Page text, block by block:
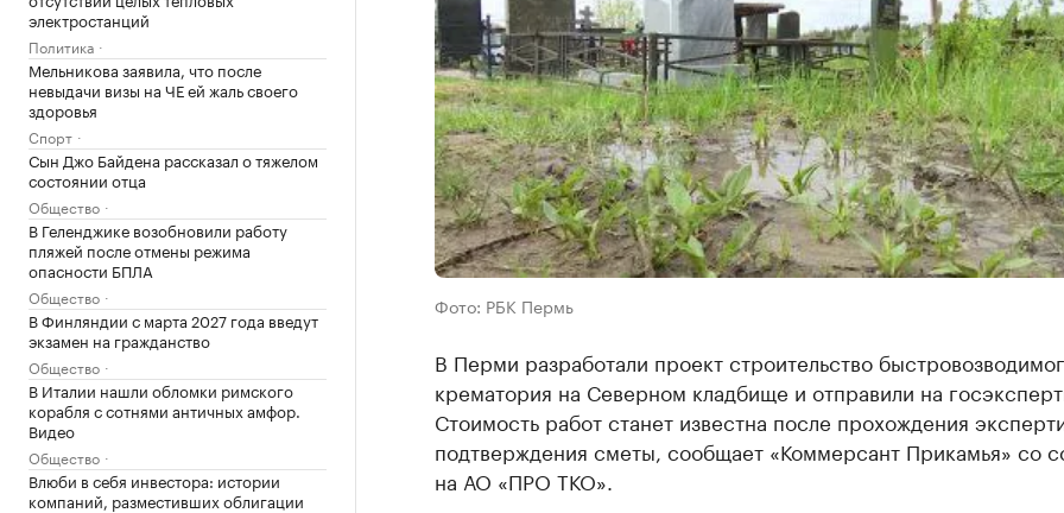
электростанций
Политика
Мельникова заявила, что после
невыдачи визы на ЧЕ ей жаль своего
здоровья
Спорт
Сын Джо Байдена рассказал о тяжелом
состоянии отца
Общество
В Геленджике возобновили работу
пляжей после отмены режима
опасности БПЛА
Общество
В Финляндии с марта 2027 года введут
экзамен на гражданство
Общество
В Италии нашли обломки римского
корабля с сотнями античных амфор.
Видео
Общество
Влюби в себя инвестора: истории
компаний, разместивших облигации
Фото: РБК Пермь
В Перми разработали проект строительство
крематория на Северном кладбище и отправили на
Стоимость работ станет известна после прохождения
подтверждения сметы, сообщает «Коммерсант Прикамья» со
на АО «ПРО ТКО».